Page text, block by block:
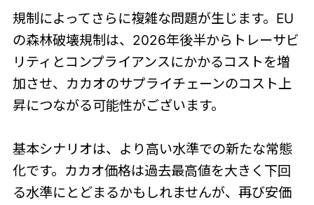
規制によってさらに複雑な問題が生じます。EU
の森林破壊規制は、2026年後半からトレーサビ
リティとコンプライアンスにかかるコストを増
加させ、カカオのサプライチェーンのコスト上
昇につながる可能性がございます。
基本シナリオは、より高い水準での新たな常態
化です。カカオ価格は過去最高値を大きく下回
る水準にとどまるかもしれませんが、再び安価